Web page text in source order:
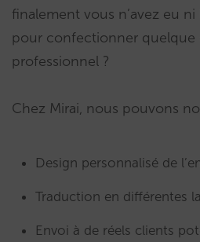
finalement vous n’avez eu
pour confectionner quelque
professionnel ?
Chez Mirai, nous pouvons
Design personnalisé de
Traduction en différentes
Envoi à de réels clients